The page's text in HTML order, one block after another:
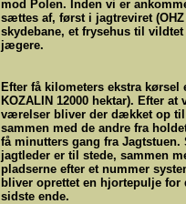
mod Polen. Inden vi er
sættes af, først i jagtreviret
skydebane, et frysehus til
jægere.
Efter få kilometers ekstra
KOZALIN 12000 hektar). Efter
værelser bliver der dækket op til
sammen med de andre fra
få minutters gang fra
jagtleder er til stede, sammen
pladserne efter et nummer
bliver oprettet en hjortepulje
sidste ende.